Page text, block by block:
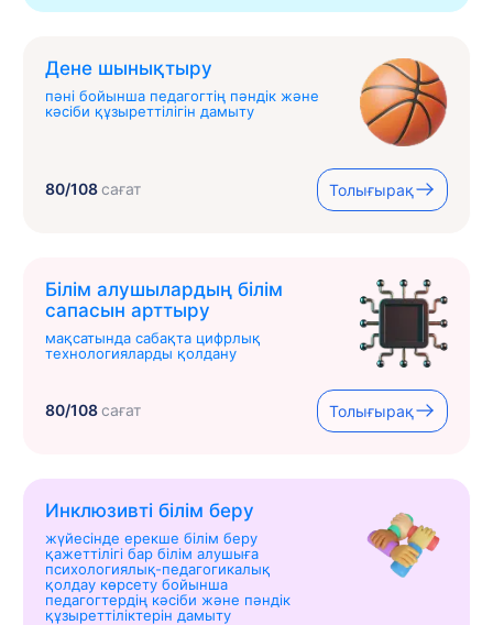
Дене шынықтыру
пәні бойынша педагогтің пәндік және
кәсіби құзыреттілігін дамыту
80/108сағат Толығырақ
Білім алушылардың білім
сапасын арттыру
мақсатында сабақта цифрлық
технологияларды қолдану
80/108сағат Толығырақ
Инклюзивті білім беру
жүйесінде ерекше білім беру
қажеттілігі бар білім алушыға
психологиялық-педагогикалық
қолдау көрсету бойынша
педагогтердің кәсіби және пәндік
құзыреттіліктерін дамыту